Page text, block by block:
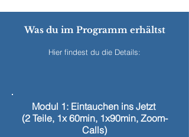
Was du im Programm erhältst
Hier findest du die Details:
Modul 1: Eintauchen ins Jetzt
(2 Teile, 1x 60min, 1x90min, Zoom-
Calls)